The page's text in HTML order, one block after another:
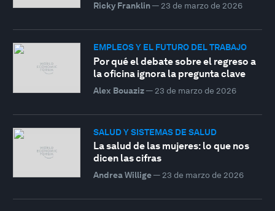
Ricky Franklin— 23 de marzo de 2026
EMPLEOS Y EL FUTURO DEL TRABAJO
Por qué el debate sobre el regreso a
la oficina ignora la pregunta clave
Alex Bouaziz— 23 de marzo de 2026
SALUD Y SISTEMAS DE SALUD
La salud de las mujeres: lo que nos
dicen las cifras
Andrea Willige— 23 de marzo de 2026